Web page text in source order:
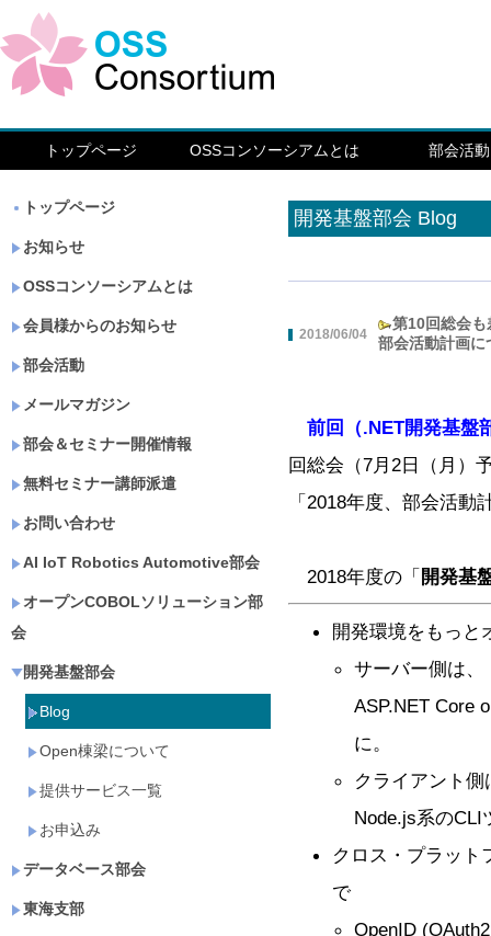
トップページ OSSコンソーシアムとは 部会活動
トップページ
お知らせ
OSSコンソーシアムとは
会員様からのお知らせ
部会活動
メールマガジン
部会＆セミナー開催情報
無料セミナー講師派遣
お問い合わせ
AI IoT Robotics Automotive部会
オープンCOBOLソリューション部
会
開発基盤部会
Blog
Open棟梁について
提供サービス一覧
お申込み
データベース部会
東海支部
開発基盤部会 Blog
2018/06/04
第10回総会
部会活動計画に
前回（.NET開発基盤
回総会（7月2日（月）
「2018年度、部会活
2018年度の「 開発基
開発環境をもっと
サーバー側は、
ASP.NET Core
に。
クライアント側
Node.js系のCLI
クロス・プラット
で
OpenID